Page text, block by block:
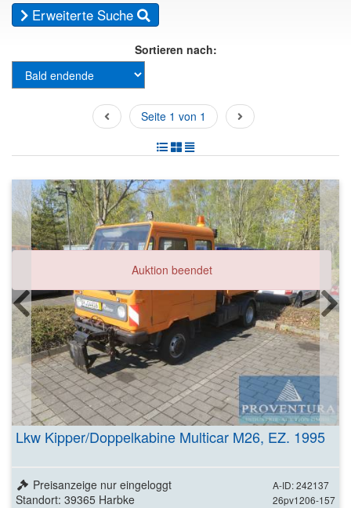
Erweiterte Suche
Sortieren nach:
Seite 1 von 1
Auktion beendet
Lkw Kipper/Doppelkabine Multicar M26, EZ. 1995
A-ID: 242137
26pv1206-157
Preisanzeige nur eingeloggt
Standort: 39365 Harbke